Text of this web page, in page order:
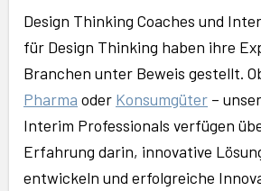
Design Thinking Coaches und
für Design Thinking haben ihre
Branchen unter Beweis gestellt.
Pharma oder Konsumgüter –
Interim Professionals verfügen
Erfahrung darin, innovative
entwickeln und erfolgreiche